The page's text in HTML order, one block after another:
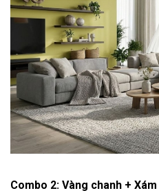
Combo 2: Vàng chanh +